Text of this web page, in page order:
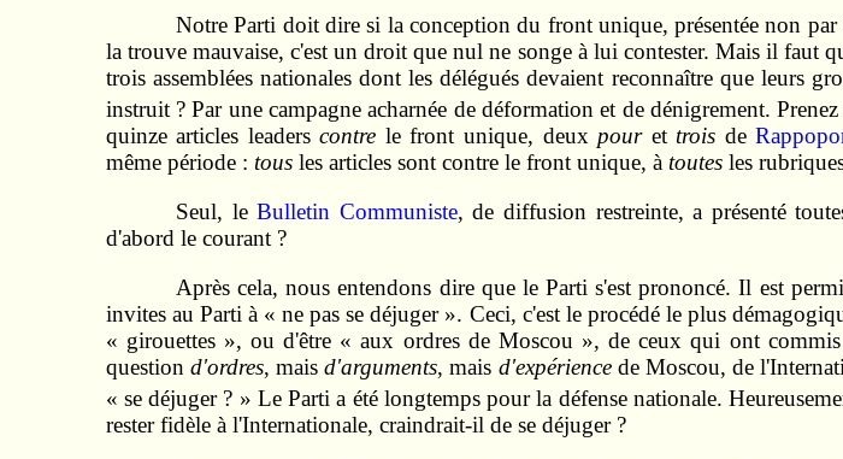
Notre Parti doit dire si la conception du front unique, présentée non
la trouve mauvaise, c'est un droit que nul ne songe à lui contester. Mais il faut
trois assemblées nationales dont les délégués devaient reconnaître que leurs
instruit ? Par une campagne acharnée de déformation et de dénigrement.
quinze articles leaderscontre le front unique, deuxpouret trois de
même période : tousles articles sont contre le front unique, à toutesles
Seul, leBulletin Communiste, de diffusion restreinte, a présenté
d'abord le courant ?
Après cela, nous entendons dire que le Parti s'est prononcé. Il est
invites au Parti à « ne pas se déjuger ». Ceci, c'est le procédé le plus
« girouettes », ou d'être « aux ordres de Moscou », de ceux qui ont
question d'ordres, maisd'arguments, mais d'expériencede Moscou, de
« se déjuger ? » Le Parti a été longtemps pour la défense nationale.
rester fidèle à l'Internationale, craindrait-il de se déjuger ?